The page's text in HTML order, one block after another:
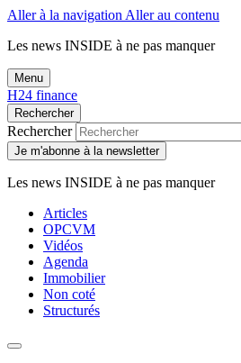
Aller à la navigation Aller au contenu
Les news INSIDE à ne pas manquer
Menu
H24 finance
Rechercher
Rechercher
Je m'abonne à la newsletter
Les news INSIDE à ne pas manquer
Articles
OPCVM
Vidéos
Agenda
Immobilier
Non coté
Structurés